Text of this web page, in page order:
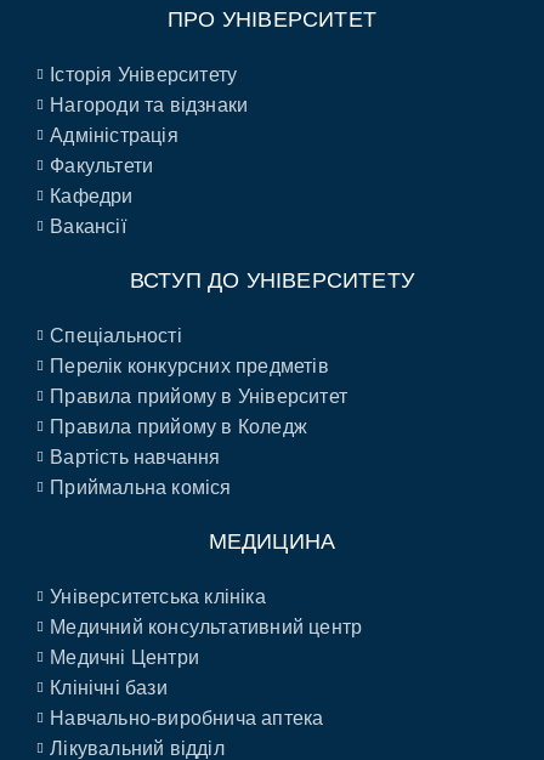
ПРО УНІВЕРСИТЕТ
Історія Університету
Нагороди та відзнаки
Адміністрація
Факультети
Кафедри
Вакансії
ВСТУП ДО УНІВЕРСИТЕТУ
Спеціальності
Перелік конкурсних предметів
Правила прийому в Університет
Правила прийому в Коледж
Вартість навчання
Приймальна коміся
МЕДИЦИНА
Університетська клініка
Медичний консультативний центр
Медичні Центри
Клінічні бази
Навчально-виробнича аптека
Лікувальний відділ